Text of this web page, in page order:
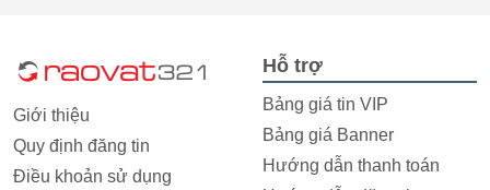
Giới thiệu
Quy định đăng tin
Điều khoản sử dụng
Hỗ trợ
Bảng giá tin VIP
Bảng giá Banner
Hướng dẫn thanh toán